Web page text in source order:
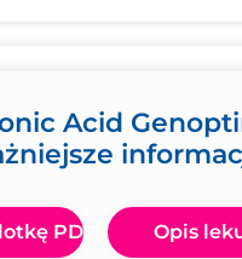
Acid
PDF Opis